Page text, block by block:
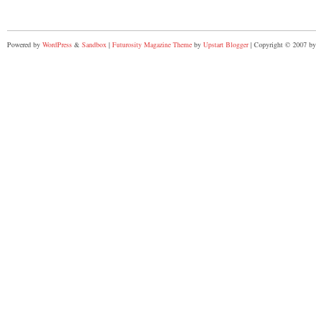
Powered by WordPress & Sandbox | Futurosity Magazine Theme by Upstart Blogger| Copyright © 2007 by